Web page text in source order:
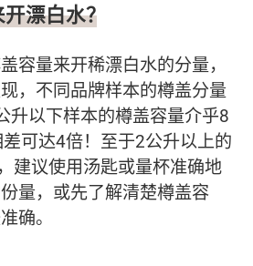
漂白水？
容量来开稀漂白水的分量，
，不同品牌样本的樽盖分量
升以下样本的樽盖容量介乎8
可达4倍！至于2公升以上的
建议使用汤匙或量杯准确地
量，或先了解清楚樽盖容
确。